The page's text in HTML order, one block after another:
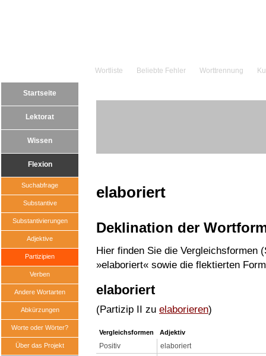
Wortliste Beliebte Fehler Worttrennung
Startseite
Lektorat
Wissen
Flexion
Suchabfrage
Substantive
Substantivierungen
Adjektive
Partizipien
Verben
Andere Wortarten
Abkürzungen
Worte oder Wörter?
Über das Projekt
elaboriert
Deklination der
Hier finden Sie die Vergleichsformen
»elaboriert« sowie die flektierten
elaboriert
(Partizip II zu elaborieren)
Vergleichsformen Adjektiv
Positiv
elaboriert